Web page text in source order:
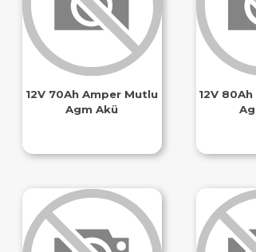
12V 70Ah Amper Mutlu
Agm Akü
12V